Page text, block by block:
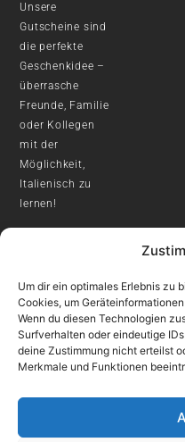
Um dir ein optimales Erlebnis zu
Cookies, um
Wenn du diesen Technologien
Surfverhalten oder eindeutige
deine Zustimmung nicht erteilst
Merkmale und Funktionen
Unsere
Gutscheine sind
die perfekte
Geschenkidee –
überrasche
Freunde, Familie
oder Kollegen
mit der
Möglichkeit,
Italienisch zu
lernen!
soloitaliano 2026